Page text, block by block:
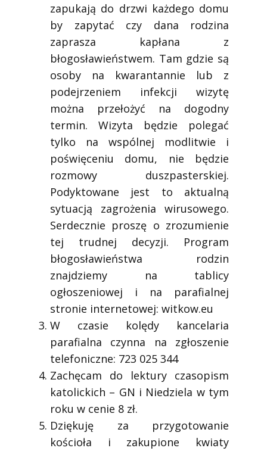
zapukają do drzwi każdego domu
by zapytać czy dana rodzina
zaprasza kapłana z
błogosławieństwem. Tam gdzie są
osoby na kwarantannie lub z
podejrzeniem infekcji wizytę
można przełożyć na dogodny
termin. Wizyta będzie polegać
tylko na wspólnej modlitwie i
poświęceniu domu, nie będzie
rozmowy duszpasterskiej.
Podyktowane jest to aktualną
sytuacją zagrożenia wirusowego.
Serdecznie proszę o zrozumienie
tej trudnej decyzji. Program
błogosławieństwa rodzin
znajdziemy na tablicy
ogłoszeniowej i na parafialnej
stronie internetowej: witkow.eu
W czasie kolędy kancelaria
parafialna czynna na zgłoszenie
telefoniczne: 723 025 344
Zachęcam do lektury czasopism
katolickich – GN i Niedziela w tym
roku w cenie 8 zł.
Dziękuję za przygotowanie
kościoła i zakupione kwiaty